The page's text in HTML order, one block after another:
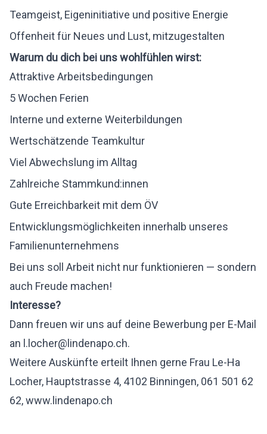
Teamgeist, Eigeninitiative und positive Energie
Offenheit für Neues und Lust, mitzugestalten
Warum du dich bei uns wohlfühlen wirst:
Attraktive Arbeitsbedingungen
5 Wochen Ferien
Interne und externe Weiterbildungen
Wertschätzende Teamkultur
Viel Abwechslung im Alltag
Zahlreiche Stammkund:innen
Gute Erreichbarkeit mit dem ÖV
Entwicklungsmöglichkeiten innerhalb unseres
Familienunternehmens
Bei uns soll Arbeit nicht nur funktionieren — sondern
auch Freude machen!
Interesse?
Dann freuen wir uns auf deine Bewerbung per E-Mail
an l.locher@lindenapo.ch.
Weitere Auskünfte erteilt Ihnen gerne Frau Le-Ha
Locher, Hauptstrasse 4, 4102 Binningen, 061 501 62
62,www.lindenapo.ch